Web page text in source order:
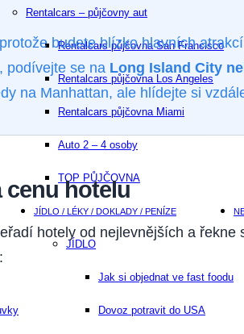
Rentalcars – půjčovny aut
Rentalcars půjčovna San Francisco
Rentalcars půjčovna Los Angeles
Rentalcars půjčovna Miami
Auto 2 – 4 osoby
TOP PŮJČOVNA
JÍDLO / LÉKY / DOKLADY / PENÍZE
JÍDLO
Jak si objednat ve fast foodu
Dovoz potravit do USA
budete blízko hlavních
podívejte se na Long Island City
na Manhattan, ale hlídejte si
cenu hotelu
hotely od nejlevnějších a řekne